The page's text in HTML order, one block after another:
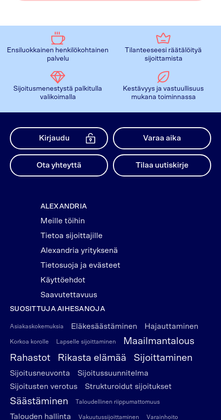
Ensiluokkainen henkilökohtainen
palvelu
Tilanteeseesi räätälöityä
sijoittamista
Sijoitusmenestystä palkitulla
valikoimalla
Kestävyys ja vastuullisuus
mukana toiminnassa
Kirjaudu Varaa aika
Ota yhteyttä Tilaa uutiskirje
ALEXANDRIA
Meille töihin
Tietoa sijoittajille
Alexandria yrityksenä
Tietosuoja ja evästeet
Käyttöehdot
Saavutettavuus
SUOSITTUJA AIHESANOJA
Asiakaskokemuksia Eläkesäästäminen Hajauttaminen
Korkoa korolle Lapselle sijoittaminen
Maailmantalous
Rahastot
Rikasta elämää Sijoittaminen
Sijoitusneuvonta
Sijoitussuunnitelma
Sijoitusten verotus
Strukturoidut sijoitukset
Säästäminen Taloudellinen riippumattomuus
Talouden hallinta Vakuutussijoittaminen Varainhoito